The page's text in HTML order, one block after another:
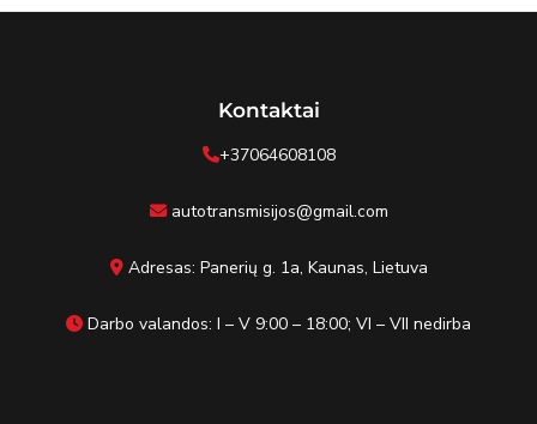
Kontaktai
+37064608108
autotransmisijos@gmail.com
Adresas: Panerių g. 1a, Kaunas, Lietuva
Darbo valandos: I – V 9:00 – 18:00; VI – VII nedirba